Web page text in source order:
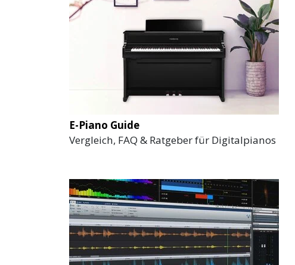
E-Piano Guide
Vergleich, FAQ & Ratgeber für Digitalpianos